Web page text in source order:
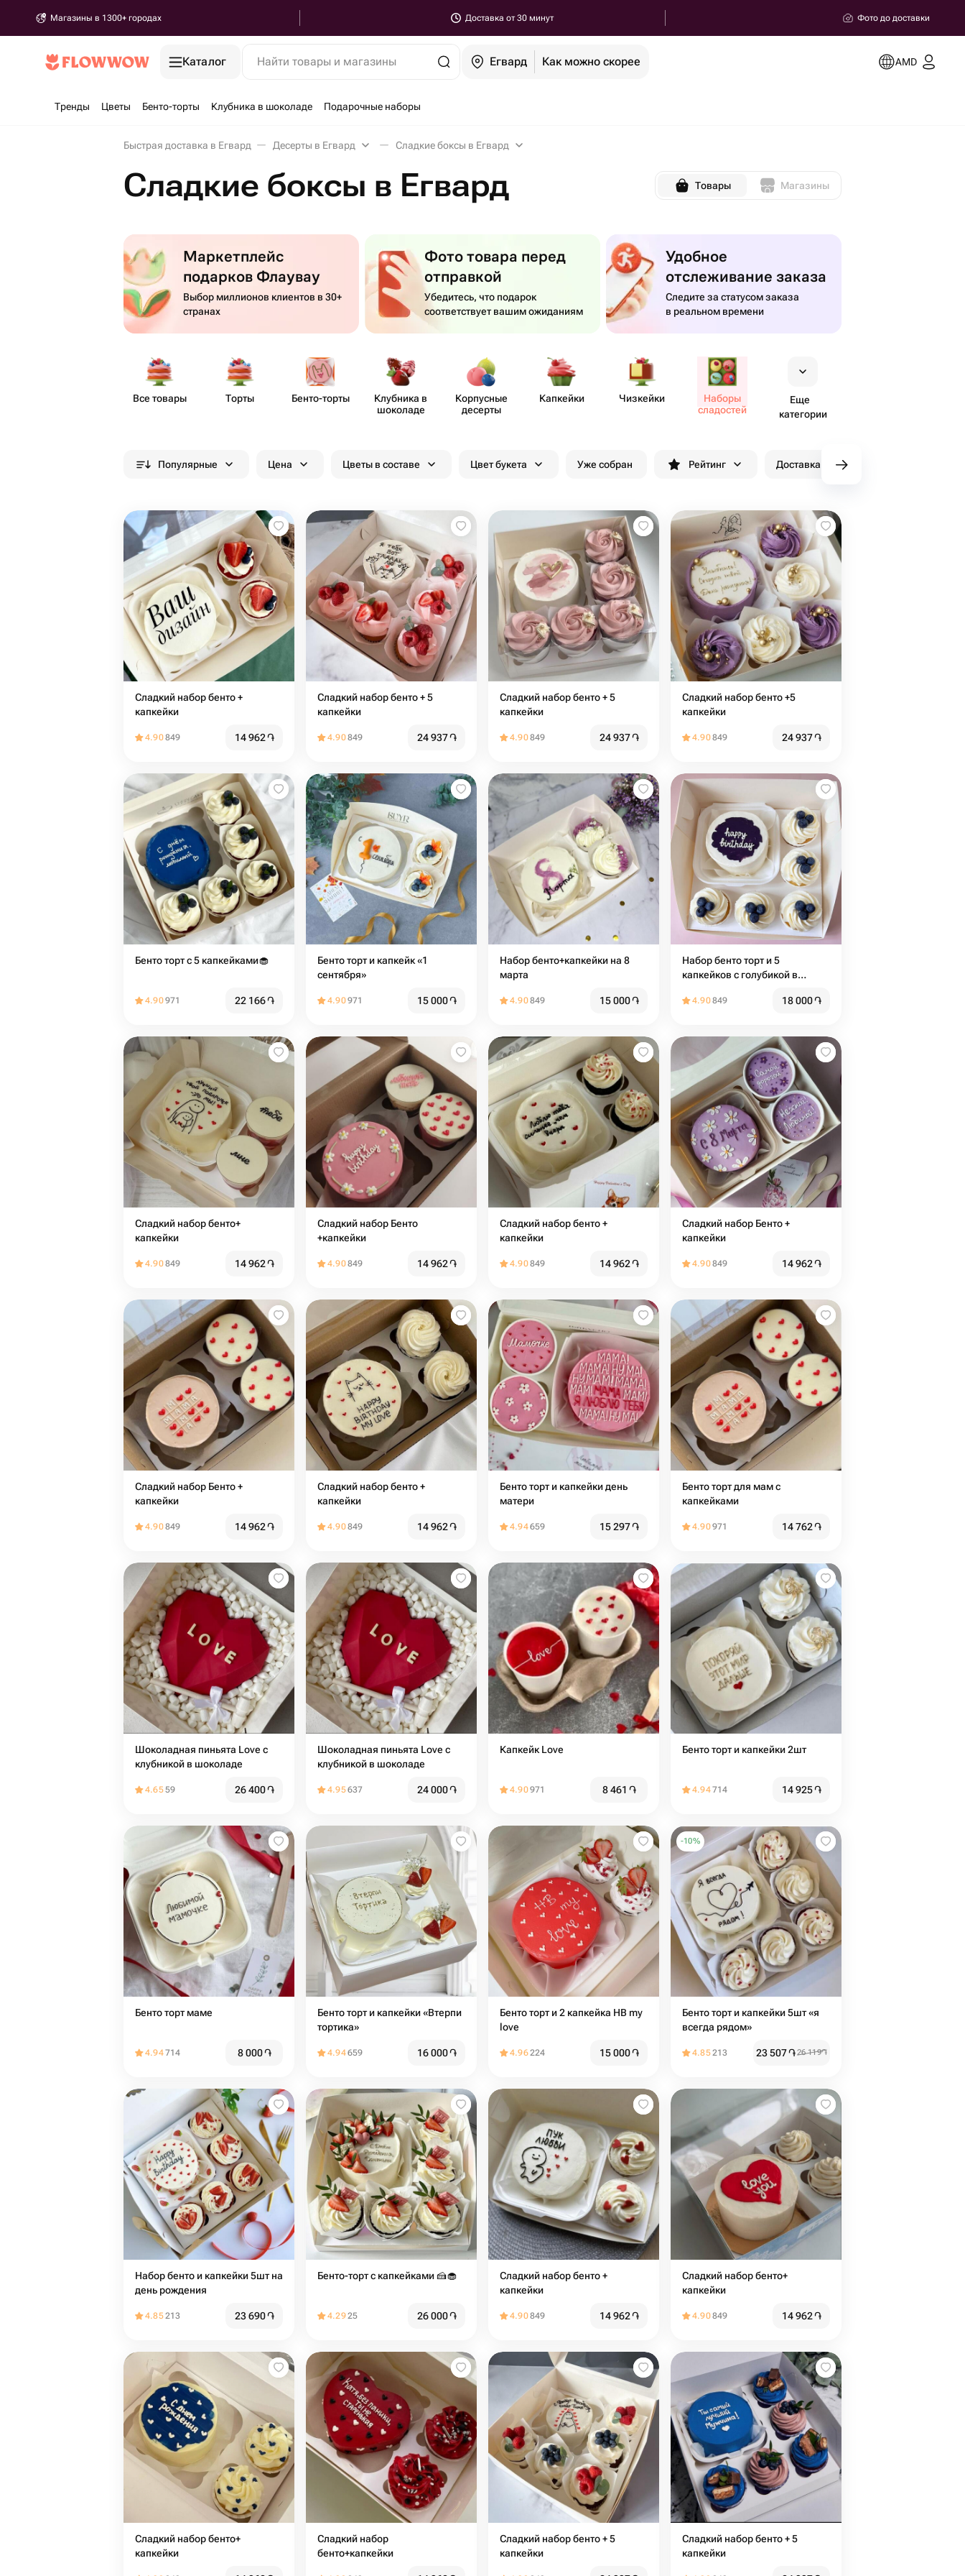
Магазины в 1300+ городах Доставка от 30 минут Фото до доставки
Каталог Найти товары и магазины Егвард Как можно скорее AMD
Тренды Цветы Бенто-торты Клубника в шоколаде Подарочные наборы
Быстрая доставка в Егвард Десерты в Егвард Сладкие боксы в Егвард
Сладкие боксы в Егвард Товары Магазины
Маркетплейс
подарков Флаувау
Выбор миллионов клиентов в 30+
странах
Фото товара перед
отправкой
Убедитесь, что подарок
соответствует вашим ожиданиям
Удобное
отслеживание заказа
Следите за статусом заказа
в реальном времени
Все товары Торты Бенто​-торты
Клубника в
шоколаде
Корпусные
десерты
Капкейки Чизкейки
Наборы
сладостей
Еще
категории
Популярные Цена Цветы в составе Цвет букета Уже собран Рейтинг Доставка до 90 минут
Сладкий набор бенто +
капкейки
4.90849 14 962֏
Сладкий набор бенто + 5
капкейки
4.90849 24 937֏
Сладкий набор бенто + 5
капкейки
4.90849 24 937֏
Сладкий набор бенто +5
капкейки
4.90849 24 937֏
Бенто торт с 5 капкейками🧁
4.90971 22 166֏
Бенто торт и капкейк «1
сентября»
4.90971 15 000֏
Набор бенто+капкейки на 8
марта
4.90849 15 000֏
Набор бенто торт и 5
капкейков с голубикой в
4.90849 18 000֏
Сладкий набор бенто+
капкейки
4.90849 14 962֏
Сладкий набор Бенто
+капкейки
4.90849 14 962֏
Сладкий набор бенто +
капкейки
4.90849 14 962֏
Сладкий набор Бенто +
капкейки
4.90849 14 962֏
Сладкий набор Бенто +
капкейки
4.90849 14 962֏
Сладкий набор бенто +
капкейки
4.90849 14 962֏
Бенто торт и капкейки день
матери
4.94659 15 297֏
Бенто торт для мам с
капкейками
4.90971 14 762֏
Шоколадная пиньята Love с
клубникой в шоколаде
4.6559 26 400֏
Шоколадная пиньята Love с
клубникой в шоколаде
4.95637 24 000֏
Капкейк Love
4.90971 8 461 ֏
Бенто торт и капкейки 2шт
4.94714 14 925֏
Бенто торт маме
4.94714 8 000֏
Бенто торт и капкейки «Втерпи
тортика»
4.94659 16 000֏
Бенто торт и 2 капкейка HB my
love
4.96224 15 000֏
-10%
Бенто торт и капкейки 5шт «я
всегда рядом»
4.85213 23 507֏26 119֏
Набор бенто и капкейки 5шт на
день рождения
4.85213 23 690֏
Бенто-торт с капкейками 🍰🧁
4.2925 26 000֏
Сладкий набор бенто +
капкейки
4.90849 14 962֏
Сладкий набор бенто+
капкейки
4.90849 14 962֏
Сладкий набор бенто+
капкейки
Сладкий набор
бенто+капкейки
Сладкий набор бенто + 5
капкейки
Сладкий набор бенто + 5
капкейки